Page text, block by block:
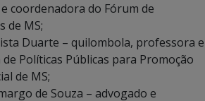
coordenadora do Fórum de
de MS;
Duarte – quilombola, professora e
Políticas Públicas para Promoção
de MS;
de Souza – advogado e